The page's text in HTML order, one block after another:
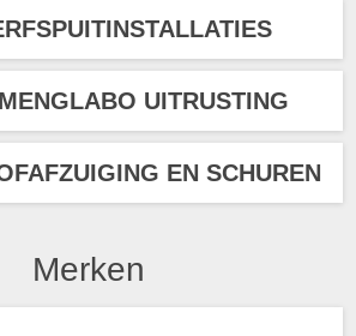
UITRUSTING
EN SCHUREN
Merken